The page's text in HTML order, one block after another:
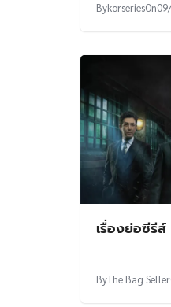
BykorseriesOn
เรื่องย่อซีรี
ByThe Bag Seller